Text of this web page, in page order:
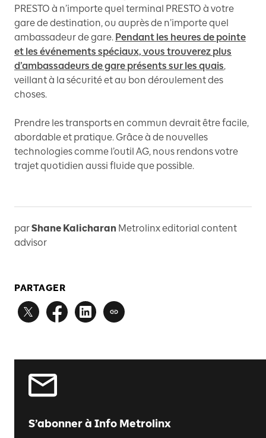
PRESTO à n’importe quel terminal PRESTO à votre
gare de destination, ou auprès de n’importe quel
ambassadeur de gare. Pendant les heures de pointe
et les événements spéciaux, vous trouverez plus
d’ambassadeurs de gare présents sur les quais,
veillant à la sécurité et au bon déroulement des
choses.
Prendre les transports en commun devrait être facile,
abordable et pratique. Grâce à de nouvelles
technologies comme l’outil AG, nous rendons votre
trajet quotidien aussi fluide que possible.
parShane Kalicharan Metrolinx editorial content
advisor
PARTAGER
S’abonner à Info Metrolinx